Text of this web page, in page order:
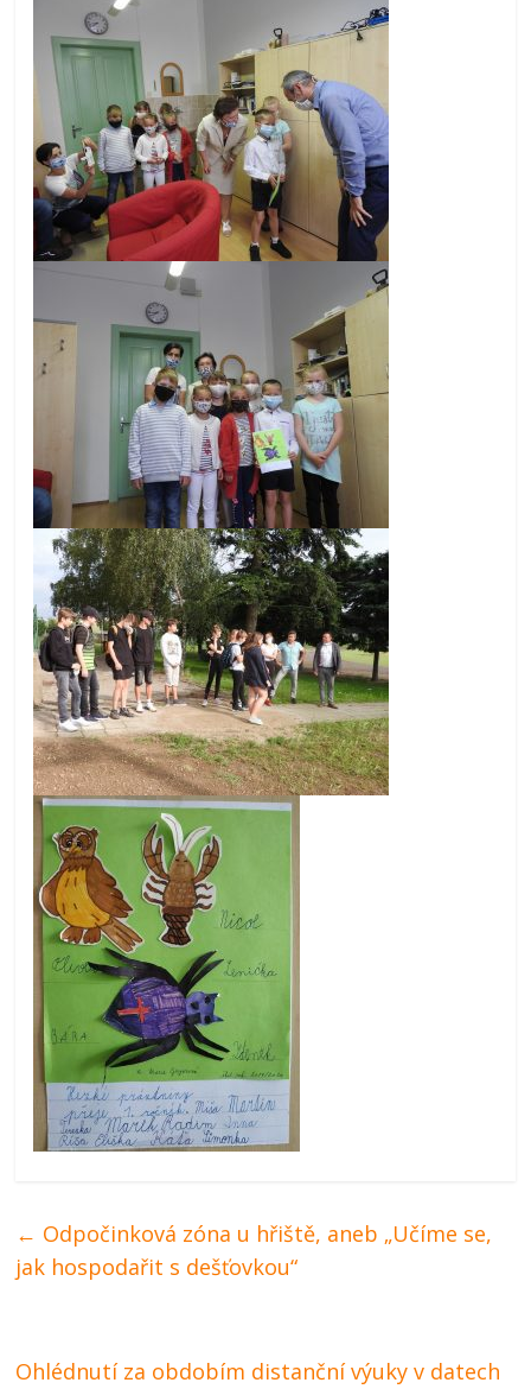
← Odpočinková zóna u hřiště, aneb „Učíme se,
jak hospodařit s dešťovkou“
Ohlédnutí za obdobím distanční výuky v datech